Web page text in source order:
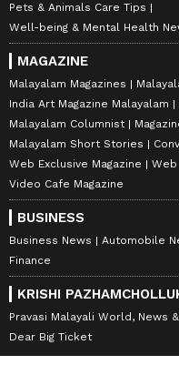
Pets & Animals Care Tips
Well-being & Mental Health
MAGAZINE
Malayalam Magazines
India Art Magazine Malayalam
Malayalam Columnist
Malayalam Short Stories
Web Exclusive Magazine
Web
Video Cafe Magazine
BUSINESS
Business News Automobile
Finance
KRISHI
Pravasi Malayali World, News
Dear Big Ticket